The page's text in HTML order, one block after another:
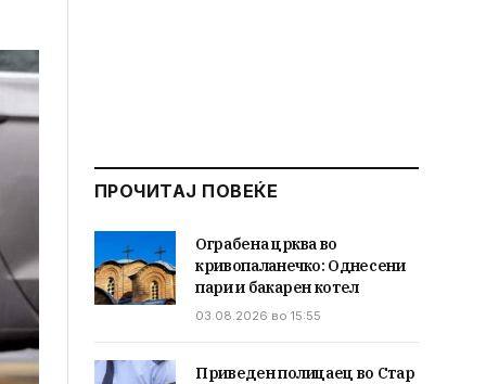
ПРОЧИТАЈ ПОВЕЌЕ
Ограбена црква во
кривопаланечко: Однесени
пари и бакарен котел
03.08.2026 во 15:55
Приведен полицаец во Стар